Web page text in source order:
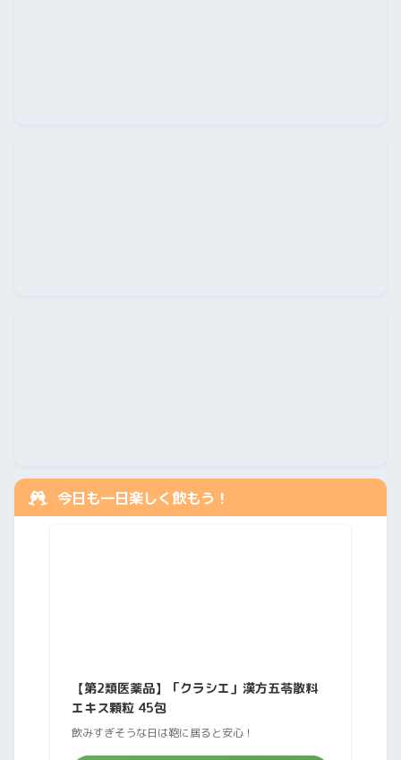
今日も一日楽しく飲もう！
【第2類医薬品】「クラシエ」漢方五苓散料
エキス顆粒 45包
飲みすぎそうな日は鞄に居ると安心！